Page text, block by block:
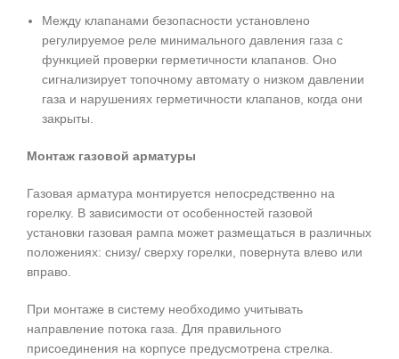
Между клапанами безопасности установлено
регулируемое реле минимального давления газа с
функцией проверки герметичности клапанов. Оно
сигнализирует топочному автомату о низком давлении
газа и нарушениях герметичности клапанов, когда они
закрыты.
Монтаж газовой арматуры
Газовая арматура монтируется непосредственно на
горелку. В зависимости от особенностей газовой
установки газовая рампа может размещаться в различных
положениях: снизу/ сверху горелки, повернута влево или
вправо.
При монтаже в систему необходимо учитывать
направление потока газа. Для правильного
присоединения на корпусе предусмотрена стрелка.